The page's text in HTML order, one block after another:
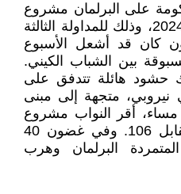
الحكومة على البرلمان مشروع
قانون المالية المكروه لسنة 2024، وذلك للمداولة الثالثة
كان قد أشعل الأسبوع
بين الشباب الكيني.
حشود هائلة تتدفق على
نيروبي، متجهة إلى مبنى
البرلمان. وفي الساعة 2.15 مساء، أقر النواب مشروع
القانون بأغلبية 195 صوتا مقابل 106. وفي غضون 40
البرلمان وهرب